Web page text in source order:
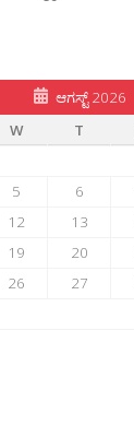
ಆಗಸ್ಟ್ 2026
W T
5 6
12 13
19 20
26 27